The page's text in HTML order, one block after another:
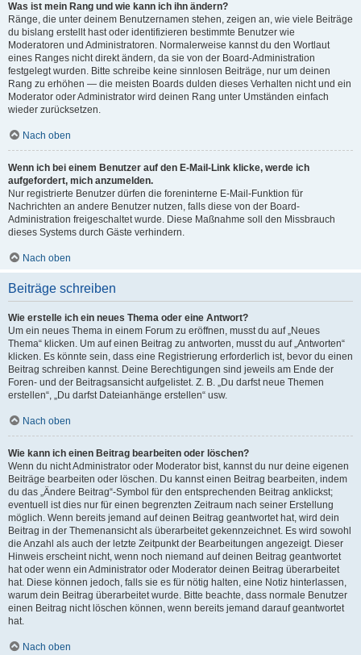
Was ist mein Rang und wie kann ich ihn ändern?
Ränge, die unter deinem Benutzernamen stehen, zeigen an, wie viele Beiträge
du bislang erstellt hast oder identifizieren bestimmte Benutzer wie
Moderatoren und Administratoren. Normalerweise kannst du den Wortlaut
eines Ranges nicht direkt ändern, da sie von der Board-Administration
festgelegt wurden. Bitte schreibe keine sinnlosen Beiträge, nur um deinen
Rang zu erhöhen — die meisten Boards dulden dieses Verhalten nicht und ein
Moderator oder Administrator wird deinen Rang unter Umständen einfach
wieder zurücksetzen.
Nach oben
Wenn ich bei einem Benutzer auf den E-Mail-Link klicke, werde ich
aufgefordert, mich anzumelden.
Nur registrierte Benutzer dürfen die foreninterne E-Mail-Funktion für
Nachrichten an andere Benutzer nutzen, falls diese von der Board-
Administration freigeschaltet wurde. Diese Maßnahme soll den Missbrauch
dieses Systems durch Gäste verhindern.
Nach oben
Beiträge schreiben
Wie erstelle ich ein neues Thema oder eine Antwort?
Um ein neues Thema in einem Forum zu eröffnen, musst du auf „Neues
Thema“ klicken. Um auf einen Beitrag zu antworten, musst du auf „Antworten“
klicken. Es könnte sein, dass eine Registrierung erforderlich ist, bevor du einen
Beitrag schreiben kannst. Deine Berechtigungen sind jeweils am Ende der
Foren- und der Beitragsansicht aufgelistet. Z. B. „Du darfst neue Themen
erstellen“, „Du darfst Dateianhänge erstellen“ usw.
Nach oben
Wie kann ich einen Beitrag bearbeiten oder löschen?
Wenn du nicht Administrator oder Moderator bist, kannst du nur deine eigenen
Beiträge bearbeiten oder löschen. Du kannst einen Beitrag bearbeiten, indem
du das „Ändere Beitrag“-Symbol für den entsprechenden Beitrag anklickst;
eventuell ist dies nur für einen begrenzten Zeitraum nach seiner Erstellung
möglich. Wenn bereits jemand auf deinen Beitrag geantwortet hat, wird dein
Beitrag in der Themenansicht als überarbeitet gekennzeichnet. Es wird sowohl
die Anzahl als auch der letzte Zeitpunkt der Bearbeitungen angezeigt. Dieser
Hinweis erscheint nicht, wenn noch niemand auf deinen Beitrag geantwortet
hat oder wenn ein Administrator oder Moderator deinen Beitrag überarbeitet
hat. Diese können jedoch, falls sie es für nötig halten, eine Notiz hinterlassen,
warum dein Beitrag überarbeitet wurde. Bitte beachte, dass normale Benutzer
einen Beitrag nicht löschen können, wenn bereits jemand darauf geantwortet
hat.
Nach oben